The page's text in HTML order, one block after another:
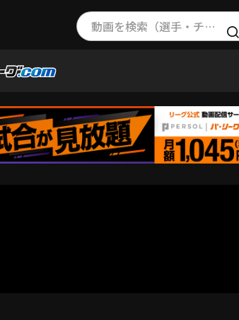
動画を検索（選手・チーム・プレー内容…）